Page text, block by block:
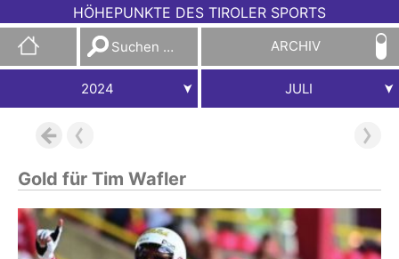
HÖHEPUNKTE DES TIROLER SPORTS
Suchen
nach:
ARCHIV
2024 JULI
Gold für Tim Wafler